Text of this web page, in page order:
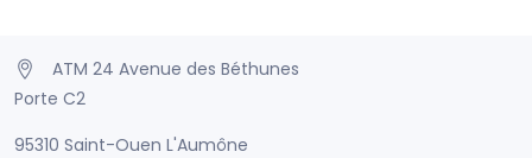
ATM 24 Avenue des Béthunes
Porte C2
95310 Saint-Ouen L'Aumône